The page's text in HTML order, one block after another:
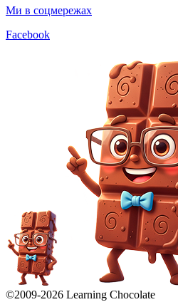
Ми в соцмережах
Facebook
©2009-2026 Learning Chocolate